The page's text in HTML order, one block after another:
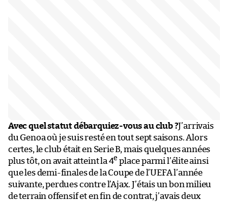
Avec quel statut débarquiez-vous au club ?J’arrivais
du Genoa où je suis resté en tout sept saisons. Alors
certes, le club était en Serie B, mais quelques années
plus tôt, on avait atteint la 4e place parmi l’élite ainsi
que les demi-finales de la Coupe de l’UEFA l’année
suivante, perdues contre l’Ajax. J’étais un bon milieu
de terrain offensif et en fin de contrat, j’avais deux